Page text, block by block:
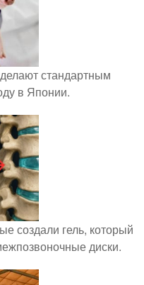
стандартным
в Японии.
создали гель, который
диски.